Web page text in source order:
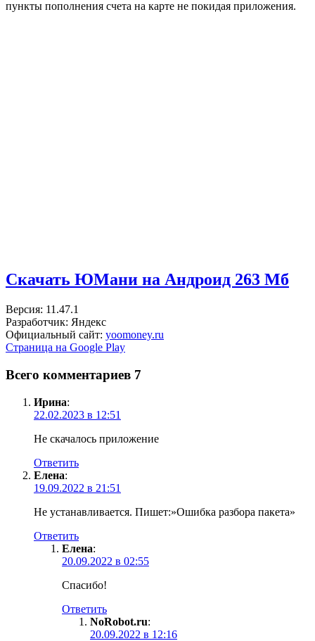
пункты пополнения счета на карте не покидая приложения.
Скачать ЮМани на Андроид 263 Мб
Версия: 11.47.1
Разработчик: Яндекс
Официальный сайт: yoomoney.ru
Страница на Google Play
Всего комментариев 7
Ирина:
22.02.2023 в 12:51
Не скачалось приложение
Ответить
Елена:
19.09.2022 в 21:51
Не устанавливается. Пишет:»Ошибка разбора пакета»
Ответить
Елена:
20.09.2022 в 02:55
Спасибо!
Ответить
NoRobot.ru:
20.09.2022 в 12:16